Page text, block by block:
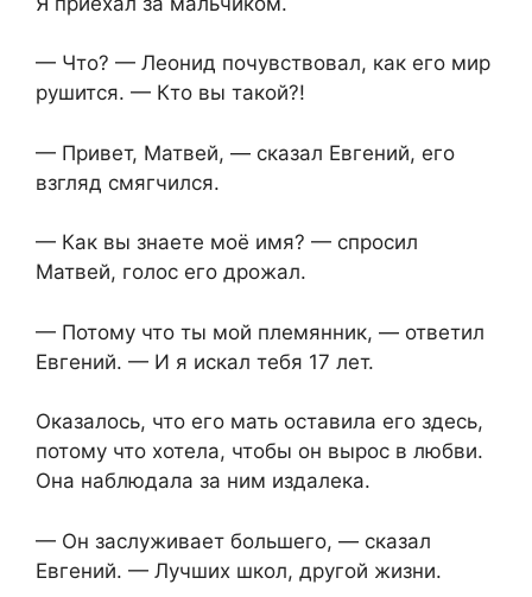
— Что? — Леонид почувствовал, как его мир
рушится. — Кто вы такой?!
— Привет, Матвей, — сказал Евгений, его
взгляд смягчился.
— Как вы знаете моё имя? — спросил
Матвей, голос его дрожал.
— Потому что ты мой племянник, — ответил
Евгений. — И я искал тебя 17 лет.
Оказалось, что его мать оставила его здесь,
потому что хотела, чтобы он вырос в любви.
Она наблюдала за ним издалека.
— Он заслуживает большего, — сказал
Евгений. — Лучших школ, другой жизни.